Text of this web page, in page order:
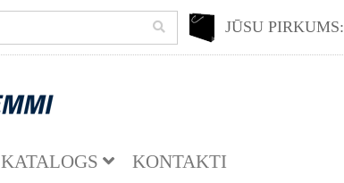
JŪSU PIRKUMS:
KATALOGS KONTAKTI